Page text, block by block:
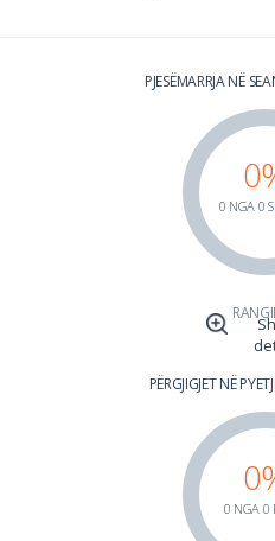
PJESËMARRJA NË
0 NGA 0
PËRGJIGJET NË
0 NGA 0